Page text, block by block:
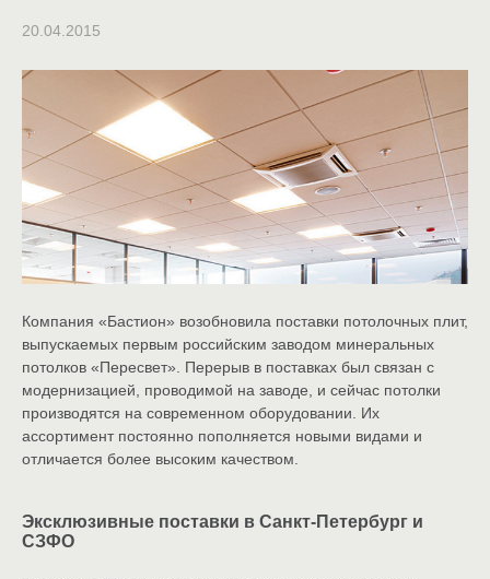
20.04.2015
Компания «Бастион» возобновила поставки потолочных плит,
выпускаемых первым российским заводом минеральных
потолков «Пересвет». Перерыв в поставках был связан с
модернизацией, проводимой на заводе, и сейчас потолки
производятся на современном оборудовании. Их
ассортимент постоянно пополняется новыми видами и
отличается более высоким качеством.
Эксклюзивные поставки в Санкт-Петербург и
СЗФО